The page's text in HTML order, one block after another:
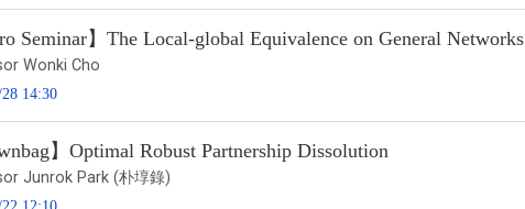
Seminar】The Local-global Equivalence on General Networks
Wonki Cho
14:30
】Optimal Robust Partnership Dissolution
Junrok Park (朴埻錄)